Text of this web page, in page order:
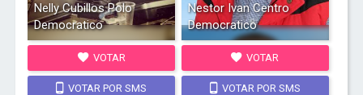
Nelly Cubillos Polo
Democratico
VOTAR
VOTAR POR SMS
Nestor Ivan Centro
Democratico
VOTAR
VOTAR POR SMS